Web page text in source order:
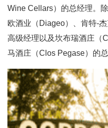
Wine Cellars）的总经理。
欧酒业（Diageo）、肯特-
高级经理以及坎布瑞酒庄（
马酒庄（Clos Pegase）的总